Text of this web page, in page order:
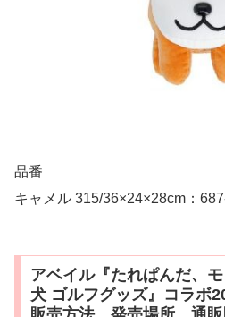
品番
キャメル 315/36×24×28cm：
アベイル『たれぱんだ、
犬 ゴルフグッズ』コラボ